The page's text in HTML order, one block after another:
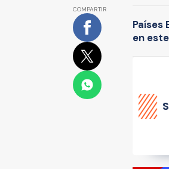
COMPARTIR
Países
en